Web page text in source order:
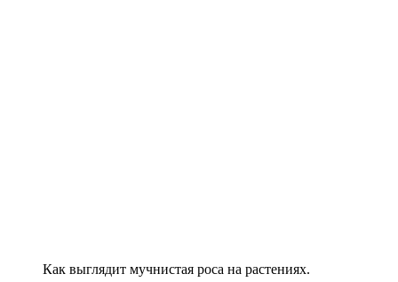
Как выглядит мучнистая роса на растениях.